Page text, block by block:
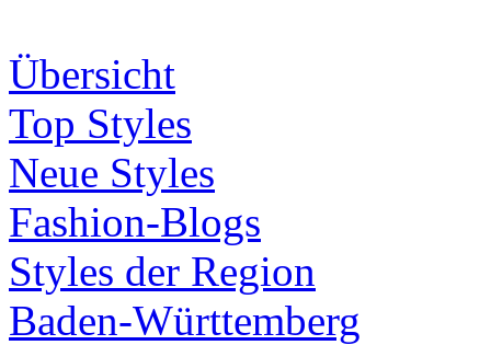
Übersicht
Top Styles
Neue Styles
Fashion-Blogs
Styles der Region
Baden-Württemberg